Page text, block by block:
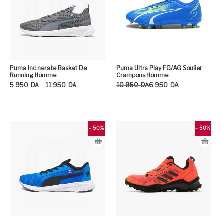
Puma Incinerate Basket De
Running Homme
5 950 DA – 11 950 DA
Plage de prix : 5 950DA à 11 950DA
Puma Ultra Play FG/AG Soulier
Crampons Homme
10 950 DA
Le prix initial était : 10 950DA.
6 950 DA
Le prix actuel est : 6 950DA.
- 50% - 50%